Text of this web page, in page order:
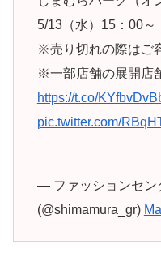
5/13（水）15：00～
※売り切れの際はご
※一部店舗の展開店
https://t.co/
pic.twitter.com/
— ファッションセン
(@shimamura_gr)